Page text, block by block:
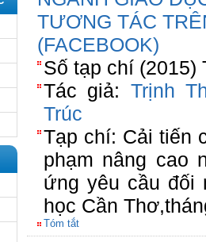
TƯƠNG TÁC
(FACEBOOK)
Số tạp chí (2015)
Tác giả: Trịnh
Trúc
Tạp chí: Cải tiến
phạm nâng cao
ứng yêu cầu đối
học Cần
Tóm tắt